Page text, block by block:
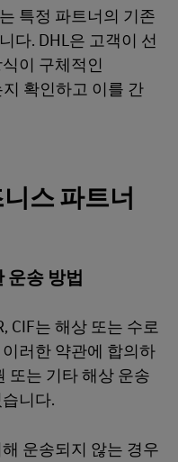
특정 파트너의 기존
다. DHL은 고객이 선
이 구체적인
확인하고 이를 간
스 파트너
운송 방법
CIF는 해상 또는 수로
러한 약관에 합의하
또는 기타 해상 운송
니다.
운송되지 않는 경우